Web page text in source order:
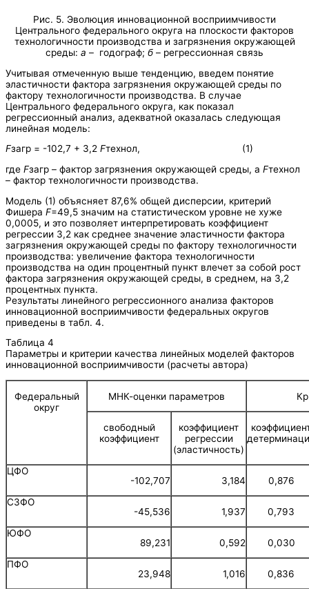
Рис. 5. Эволюция инновационной восприимчивости
Центрального федерального округа на плоскости факторов
технологичности производства и загрязнения окружающей
среды: а – годограф; б – регрессионная связь
Учитывая отмеченную выше тенденцию, введем понятие
эластичности фактора загрязнения окружающей среды по
фактору технологичности производства. В случае
Центрального федерального округа, как показал
регрессионный анализ, адекватной оказалась следующая
линейная модель:
Fзагр = -102,7 + 3,2 Fтехнол, (1)
где Fзагр – фактор загрязнения окружающей среды, а Fтехнол
– фактор технологичности производства.
Модель (1) объясняет 87,6% общей дисперсии, критерий
Фишера F=49,5 значим на статистическом уровне не хуже
0,0005, и это позволяет интерпретировать коэффициент
регрессии 3,2 как среднее значение эластичности фактора
загрязнения окружающей среды по фактору технологичности
производства: увеличение фактора технологичности
производства на один процентный пункт влечет за собой рост
фактора загрязнения окружающей среды, в среднем, на 3,2
процентных пункта.
Результаты линейного регрессионного анализа факторов
инновационной восприимчивости федеральных округов
приведены в табл. 4.
Таблица 4
Параметры и критерии качества линейных моделей факторов
инновационной восприимчивости (расчеты автора)
Федеральный
округ
МНК-оценки параметров
свободный
коэффициент
коэффициент
регрессии
(эластичность)
ЦФО
-102,707
3,184
0,876
СЗФО
-45,536
1,937
0,793
ЮФО
89,231
0,592
0,030
ПФО
23,948
1,016
0,836